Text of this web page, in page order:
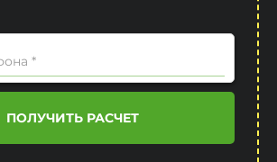
*
ПОЛУЧИТЬ РАСЧЕТ